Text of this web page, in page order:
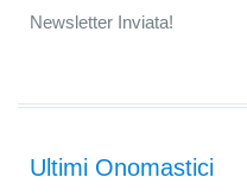
Newsletter Inviata!
Ultimi Onomastici